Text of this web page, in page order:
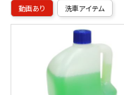
動画あり 洗車アイテム